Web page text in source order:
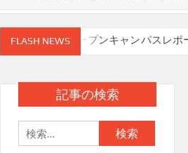
FLASH NEWS
７月26日(日) オープンキャンパスレポ
年7月27日）に掲載されました
「環境衛生実習」の授業で株式会社
8/9,22にオープンキャンパスを開催し
記事の検索
索: